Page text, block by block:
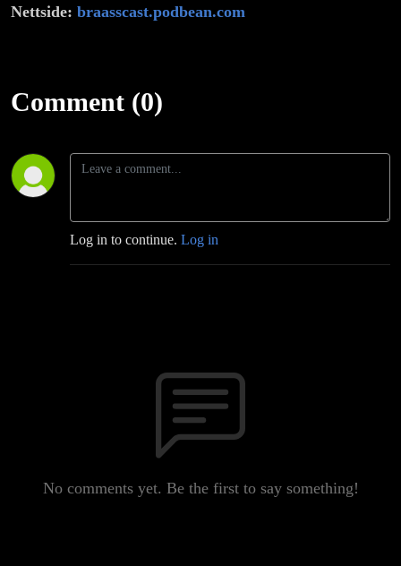
Nettside: braasscast.podbean.com
Comment (0)
Log in to continue. Log in
No comments yet. Be the first to say something!